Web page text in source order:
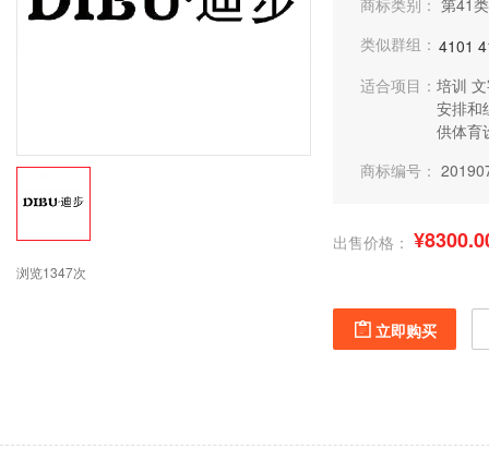
浏览1347次
商标类别： 第41
类似群组： 4101
适合项目： 培训
安排和
供体育
商标编号：
出售价格：
立即购买